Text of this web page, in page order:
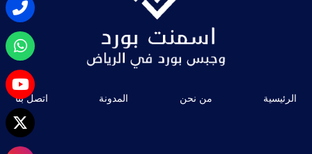
الرئيسية من نحن المدونة اتصل بنا